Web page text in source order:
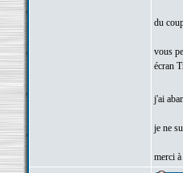
du
vous
écran
j'ai
je ne
merci